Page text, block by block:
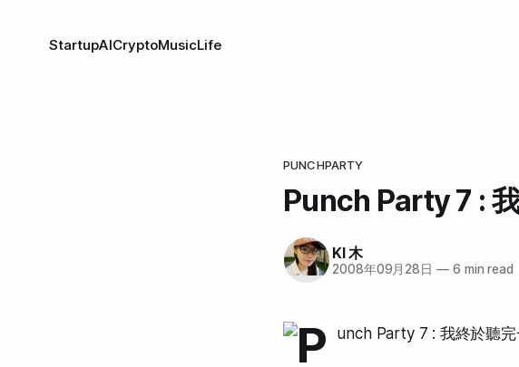
StartupAICryptoMusicLife
PUNCHPARTY
Punch Party 7 :
KI 木
2008年09月28日 —6 min read